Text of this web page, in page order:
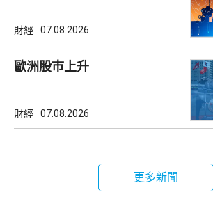
財經 07.08.2026
歐洲股巿上升
財經 07.08.2026
更多新聞